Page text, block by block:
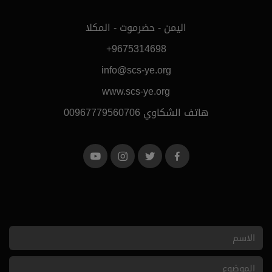
اليمن - حضرموت - المكلا
+9675314698
info@scs-ye.org
www.scs-ye.org
هاتف الشكاوي 00967779560706